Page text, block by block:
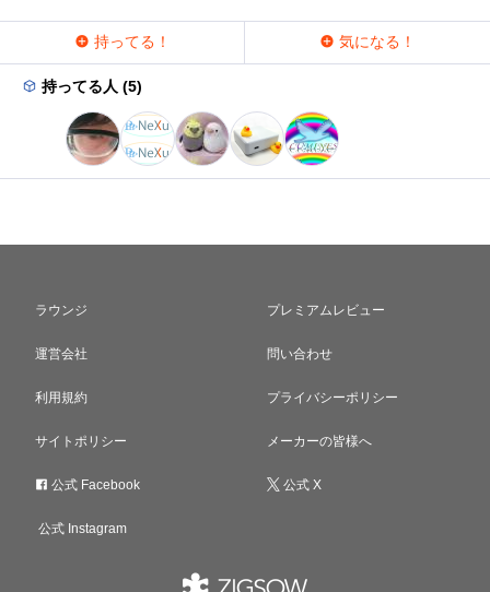
持ってる！ 気になる！
持ってる人 (5)
ラウンジ プレミアムレビュー
運営会社 問い合わせ
利用規約 プライバシーポリシー
サイトポリシー メーカーの皆様へ
公式 Facebook 公式 X
公式 Instagram